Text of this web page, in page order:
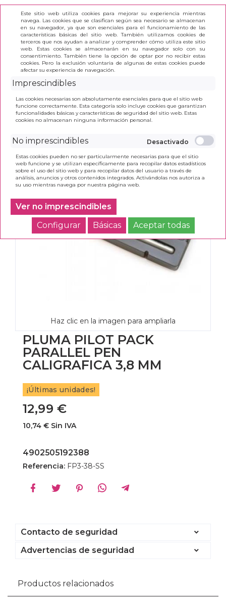
Este sitio web utiliza cookies para mejorar su experiencia mientras
navega. Las cookies que se clasifican según sea necesario se almacenan
en su navegador, ya que son esenciales para el funcionamiento de las
características básicas del sitio web. También utilizamos cookies de
terceros que nos ayudan a analizar y comprender cómo utiliza este sitio
web. Estas cookies se almacenarán en su navegador solo con su
consentimiento. También tiene la opción de optar por no recibir estas
cookies. Pero la exclusión voluntaria de algunas de estas cookies puede
afectar su experiencia de navegación.
Imprescindibles
Las cookies necesarias son absolutamente esenciales para que el sitio web
funcione correctamente. Esta categoría solo incluye cookies que garantizan
funcionalidades básicas y características de seguridad del sitio web. Estas
cookies no almacenan ninguna información personal.
No imprescindibles
Estas cookies pueden no ser particularmente necesarias para que el sitio
web funcione y se utilizan específicamente para recopilar datos estadísticos
sobre el uso del sitio web y para recopilar datos del usuario a través de
análisis, anuncios y otros contenidos integrados. Activándolas nos autoriza a
su uso mientras navega por nuestra página web.
Ver no imprescindibles
Configurar
Básicas Aceptar todas
INICIO >
PLUMA PILOT PACK PARALLEL PEN
CALIGRAFICA 3,8 MM
Haz clic en la imagen para ampliarla
PLUMA PILOT PACK
PARALLEL PEN
CALIGRAFICA 3,8 MM
¡Últimas unidades!
12,99 €
10,74 € Sin IVA
4902505192388
Referencia: FP3-38-SS
Contacto de seguridad
Advertencias de seguridad
Productos relacionados